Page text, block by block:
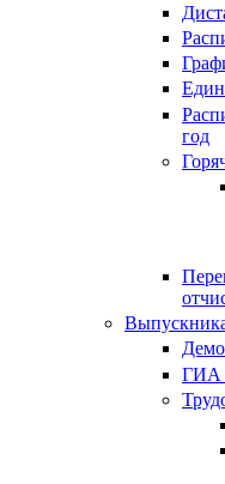
год
ГИА